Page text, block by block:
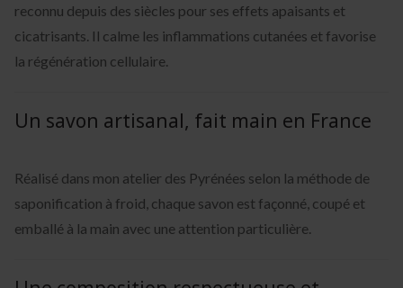
reconnu depuis des siècles pour ses effets apaisants et
cicatrisants. Il calme les inflammations cutanées et favorise
la régénération cellulaire.
Un savon artisanal, fait main en France
Réalisé dans mon atelier des Pyrénées selon la méthode de
saponification à froid, chaque savon est façonné, coupé et
emballé à la main avec une attention particulière.